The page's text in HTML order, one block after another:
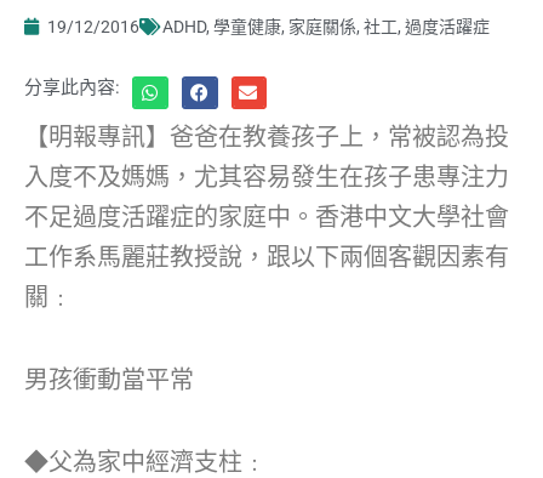
19/12/2016 ADHD, 學童健康, 家庭關係, 社工, 過度活躍症
分享此內容:
【明報專訊】爸爸在教養孩子上，常被認為投
入度不及媽媽，尤其容易發生在孩子患專注力
不足過度活躍症的家庭中。香港中文大學社會
工作系馬麗莊教授說，跟以下兩個客觀因素有
關﹕
男孩衝動當平常
◆父為家中經濟支柱﹕